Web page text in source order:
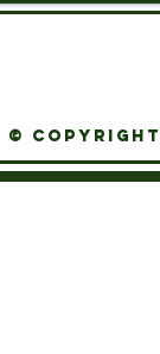
© Copyright